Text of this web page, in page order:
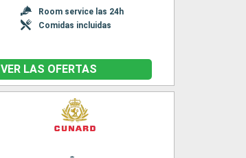
Room service las 24h
Comidas incluidas
VER LAS OFERTAS